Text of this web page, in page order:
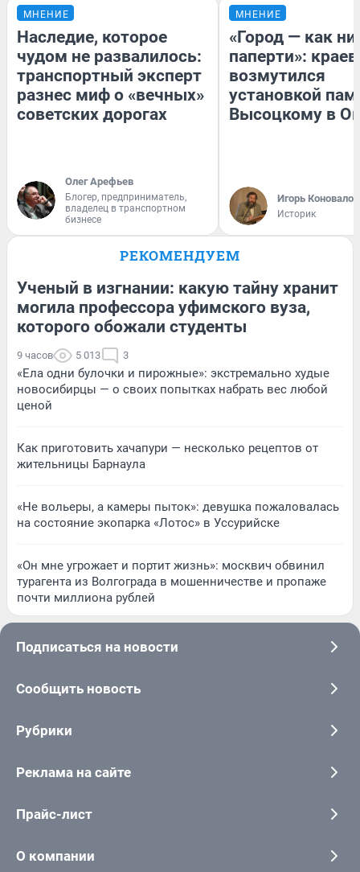
МНЕНИЕ
Наследие, которое
чудом не развалилось:
транспортный эксперт
разнес миф о «вечных»
советских дорогах
Олег Арефьев
Блогер, предприниматель,
владелец в транспортном
бизнесе
МНЕНИЕ
«Город — как
паперти»:
возмутился
установкой
Высоцкому в
Игорь Коновалов
Историк
РЕКОМЕНДУЕМ
Ученый в изгнании: какую тайну хранит
могила профессора уфимского вуза,
которого обожали студенты
9 часов 5 013 3
«Ела одни булочки и пирожные»: экстремально худые
новосибирцы — о своих попытках набрать вес любой
ценой
Как приготовить хачапури — несколько рецептов от
жительницы Барнаула
«Не вольеры, а камеры пыток»: девушка пожаловалась
на состояние экопарка «Лотос» в Уссурийске
«Он мне угрожает и портит жизнь»: москвич обвинил
турагента из Волгограда в мошенничестве и пропаже
почти миллиона рублей
Подписаться на новости
Сообщить новость
Рубрики
Реклама на сайте
Прайс-лист
О компании